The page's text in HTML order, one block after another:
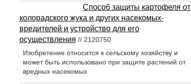
Способ защиты картофеля от
колорадского жука и других насекомых-
вредителей и устройство для его
осуществления // 2120750
Изобретение относится к сельскому хозяйству и
может быть использовано при защите растений от
вредных насекомых